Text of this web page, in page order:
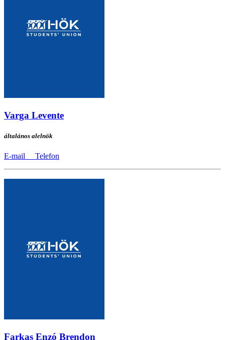
Varga Levente
általános alelnök
E-mail Telefon
Farkas Enzó Brendon